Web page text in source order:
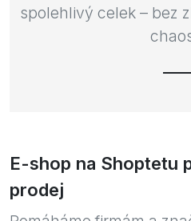
spolehlivý celek – bez
E-shop na Shoptetu
prodej